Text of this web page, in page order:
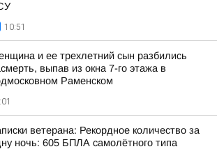
10:51
и ее трехлетний сын разбились
выпав из окна 7-го этажа в
Раменском
ветерана: Рекордное количество за
ночь: 605 БПЛА самолётного типа